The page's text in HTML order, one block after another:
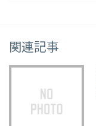
関連記事